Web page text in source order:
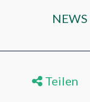
NEWS
Teilen